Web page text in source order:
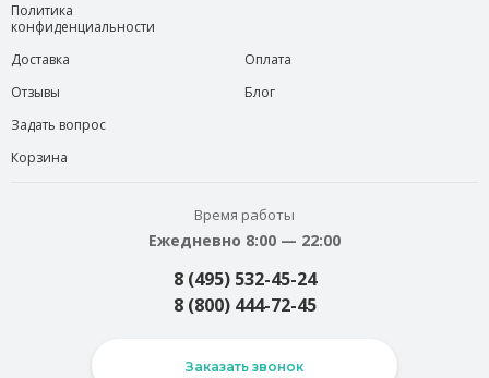
Политика
конфиденциальности
Доставка
Отзывы
Задать вопрос
Корзина
Оплата
Блог
Время работы
Ежедневно 8:00 — 22:00
8 (495) 532-45-24
8 (800) 444-72-45
Заказать звонок